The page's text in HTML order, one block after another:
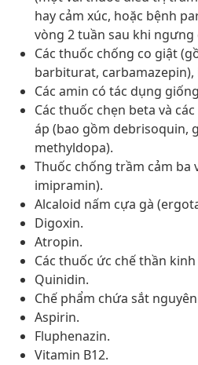
hay cảm xúc, hoặc bệnh
vòng 2 tuần sau khi ngưng
Các thuốc chống co giật
barbiturat, carbamazepin),
Các amin có tác dụng
Các thuốc chẹn beta và
áp (bao gồm debrisoquin,
methyldopa).
Thuốc chống trầm cảm ba
imipramin).
Alcaloid nấm cựa gà
Digoxin.
Atropin.
Các thuốc ức chế thần
Quinidin.
Chế phẩm chứa sắt
Aspirin.
Fluphenazin.
Vitamin B12.